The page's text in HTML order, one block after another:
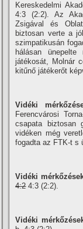
Kereskedelmi
4:3 (2:2). Az
Zsigával és
biztosan verte a
szimpatikusán
hálásan
játékosát, Molnár
kitűnő játékerőt
Vidéki
Ferencvárosi
csapata biztosan
vidéken még
fogadta az FTK-t s
Vidéki
4:24:3 (2:2).
Vidéki